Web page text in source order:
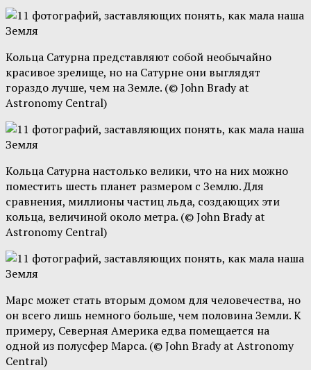
Кольца Сатурна представляют собой необычайно
красивое зрелище, но на Сатурне они выглядят
гораздо лучше, чем на Земле. (© John Brady at
Astronomy Central)
Кольца Сатурна настолько велики, что на них можно
поместить шесть планет размером с Землю. Для
сравнения, миллионы частиц льда, создающих эти
кольца, величиной около метра. (© John Brady at
Astronomy Central)
Марс может стать вторым домом для человечества, но
он всего лишь немного больше, чем половина Земли. К
примеру, Северная Америка едва помещается на
одной из полусфер Марса. (© John Brady at Astronomy
Central)